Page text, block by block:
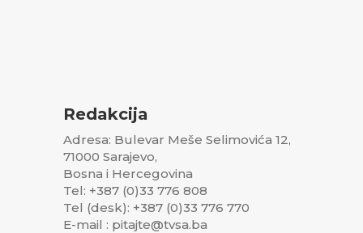
Redakcija
Adresa: Bulevar Meše Selimovića 12,
71000 Sarajevo,
Bosna i Hercegovina
Tel: +387 (0)33 776 808
Tel (desk): +387 (0)33 776 770
E-mail : pitajte@tvsa.ba